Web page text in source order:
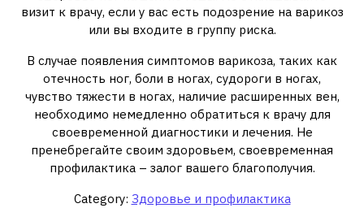
визит к врачу, если у вас есть подозрение на варикоз
или вы входите в группу риска.
В случае появления симптомов варикоза, таких как
отечность ног, боли в ногах, судороги в ногах,
чувство тяжести в ногах, наличие расширенных вен,
необходимо немедленно обратиться к врачу для
своевременной диагностики и лечения. Не
пренебрегайте своим здоровьем, своевременная
профилактика – залог вашего благополучия.
Category: Здоровье и профилактика